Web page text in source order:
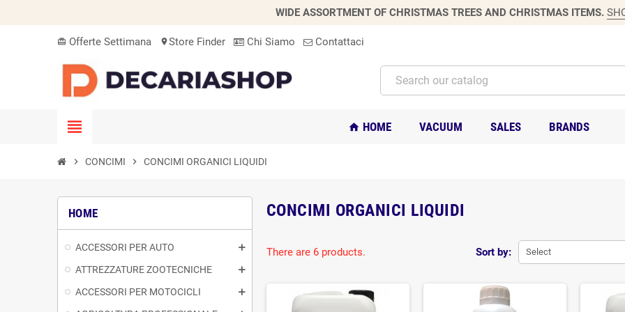
WIDE ASSORTMENT OF CHRISTMAS TREES AND CHRISTMAS ITEMS.
card_giftcard Offerte Settimana location_onStore Finder Chi Siamo Contattaci
view_headline home HOME VACUUM SALES BRANDS
chevron_right CONCIMI chevron_right CONCIMI ORGANICI LIQUIDI
HOME
ACCESSORI PER AUTO
ATTREZZATURE ZOOTECNICHE
ACCESSORI PER MOTOCICLI
CONCIMI ORGANICI LIQUIDI
Sort by: Select
There are 6 products.